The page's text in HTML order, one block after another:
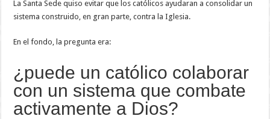
La Santa Sede quiso evitar que los católicos ayudaran a consolidar un
sistema construido, en gran parte, contra la Iglesia.
En el fondo, la pregunta era:
¿puede un católico colaborar
con un sistema que combate
activamente a Dios?